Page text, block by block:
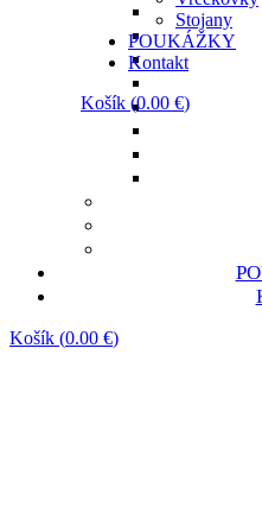
Stojany
POUKÁŽKY
Kontakt
Košík (0.00 €)
Košík (0.00 €)